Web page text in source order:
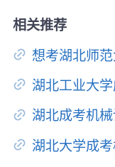
相关推荐
想考湖北师
湖北工业大
湖北成考机
湖北大学成